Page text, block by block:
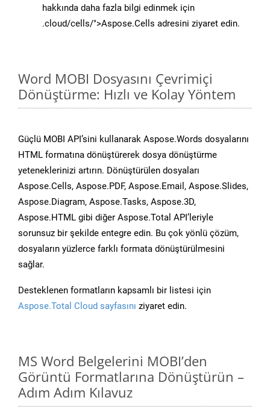
hakkında daha fazla bilgi edinmek için
.cloud/cells/">Aspose.Cells adresini ziyaret edin.
Word MOBI Dosyasını Çevrimiçi
Dönüştürme: Hızlı ve Kolay Yöntem
Güçlü MOBI API’sini kullanarak Aspose.Words dosyalarını
HTML formatına dönüştürerek dosya dönüştürme
yeteneklerinizi artırın. Dönüştürülen dosyaları
Aspose.Cells, Aspose.PDF, Aspose.Email, Aspose.Slides,
Aspose.Diagram, Aspose.Tasks, Aspose.3D,
Aspose.HTML gibi diğer Aspose.Total API’leriyle
sorunsuz bir şekilde entegre edin. Bu çok yönlü çözüm,
dosyaların yüzlerce farklı formata dönüştürülmesini
sağlar.
Desteklenen formatların kapsamlı bir listesi için
Aspose.Total Cloud sayfasını ziyaret edin.
MS Word Belgelerini MOBI’den
Görüntü Formatlarına Dönüştürün –
Adım Adım Kılavuz